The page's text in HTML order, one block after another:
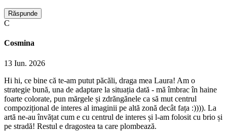
Răspunde
C
Cosmina
13 Iun. 2026
Hi hi, ce bine că te-am putut păcăli, draga mea Laura! Am o
strategie bună, una de adaptare la situația dată - mă îmbrac în haine
foarte colorate, pun mărgele și zdrăngănele ca să mut centrul
compozițional de interes al imaginii pe altă zonă decât fața :)))). La
artă ne-au învățat cum e cu centrul de interes și l-am folosit cu brio și
pe stradă! Restul e dragostea ta care plombează.